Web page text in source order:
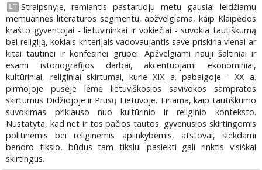
LT Straipsnyje, remiantis pastaruoju metu gausiai leidžiamu
memuarinės literatūros segmentu, apžvelgiama, kaip Klaipėdos
krašto gyventojai - lietuvininkai ir vokiečiai - suvokia tautiškumą
bei religiją, kokiais kriterijais vadovaujantis save priskiria vienai ar
kitai tautinei ir konfesinei grupei. Apžvelgiami nauji šaltiniai ir
esami istoriografijos darbai, akcentuojami ekonominiai,
kultūriniai, religiniai skirtumai, kurie XIX a. pabaigoje - XX a.
pirmojoje pusėje lėmė lietuviškosios savivokos sampratos
skirtumus Didžiojoje ir Prūsų Lietuvoje. Tiriama, kaip tautiškumo
suvokimas priklauso nuo kultūrinio ir religinio konteksto.
Nustatyta, kad net ir tos pačios tautos, gyvenusios skirtingomis
politinėmis bei religinėmis aplinkybėmis, atstovai, siekdami
bendro tikslo, būdus tam tikslui pasiekti gali rinktis visiškai
skirtingus.